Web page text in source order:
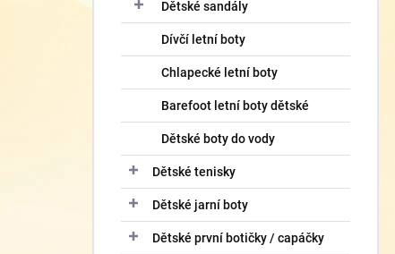
Dětské sandály
Dívčí letní boty
Chlapecké letní boty
Barefoot letní boty dětské
Dětské boty do vody
Dětské tenisky
Dětské jarní boty
Dětské první botičky / capáčky